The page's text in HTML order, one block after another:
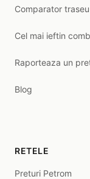
Comparator traseu
Cel mai ieftin
Raporteaza un
Blog
RETELE
Preturi Petrom